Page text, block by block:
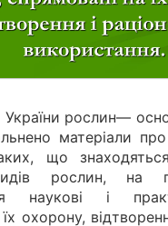
України рослин—
матеріали
що
рослин, на
наукові і
охорону,